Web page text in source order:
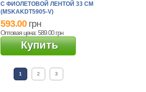
С ФИОЛЕТОВОЙ ЛЕНТОЙ 33 СМ
(MSKAKDT5905-V)
593.00 грн
Оптовая цена: 589.00 грн
Купить
1 2 3